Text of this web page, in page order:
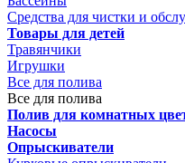
Средства для чистки и
Товары для детей
Травянчики
Игрушки
Все для полива
Все для полива
Полив для комнатных
Насосы
Опрыскиватели